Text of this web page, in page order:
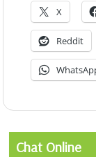
X
Reddit
Chat Online